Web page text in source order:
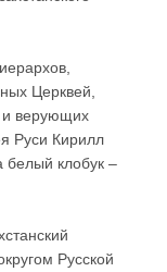
Церквей,
и верующих
Руси Кирилл
белый клобук –
Русской